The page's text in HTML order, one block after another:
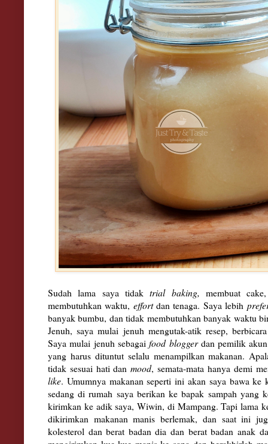
Sudah lama saya tidaktrial baking,membuat
membutuhkan waktu, effortdan tenaga. Saya lebih
banyak bumbu, dan tidak membutuhkan banyak waktu
Jenuh, saya mulai jenuh mengutak-atik resep,
Saya mulai jenuh sebagaifood bloggerdan pemilik
yang harus dituntut selalu menampilkan makanan.
tidak sesuai hati danmood, semata-mata hanya demi
like. Umumnya makanan seperti ini akan saya bawa
sedang di rumah saya berikan ke bapak sampah yang
kirimkan ke adik saya, Wiwin, di Mampang. Tapi lama
dikirimkan makanan manis berlemak, dan saat ini
kolesterol dan berat badan dia dan berat badan anak